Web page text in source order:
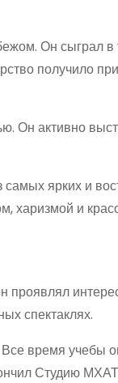
Он сыграл
получило
Он активно
ярких и
харизмой и
спектаклях.
Все время учебы
Студию